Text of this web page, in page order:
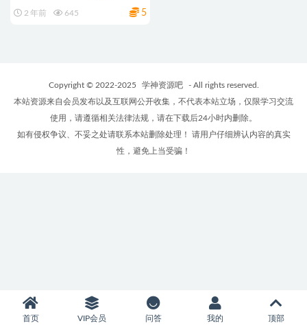
2 年前 645 5
Copyright © 2022-2025 学神资源吧
- All rights reserved.
本站资源来自会员发布以及互联网公开收集，不代表本站立场，仅限学习交流
使用，请遵循相关法律法规，请在下载后24小时内删除。
如有侵权争议、不妥之处请联系本站删除处理！ 请用户仔细辨认内容的真实
性，避免上当受骗！
首页 VIP会员 问答 我的 顶部